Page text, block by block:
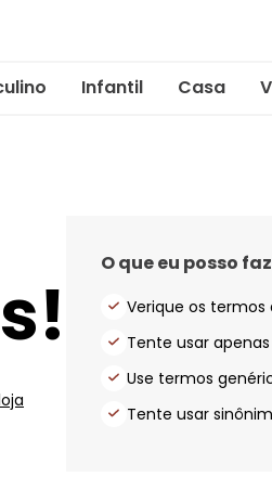
Infantil Casa
O que eu posso
Verique os termos
Tente usar
Use termos
Tente usar